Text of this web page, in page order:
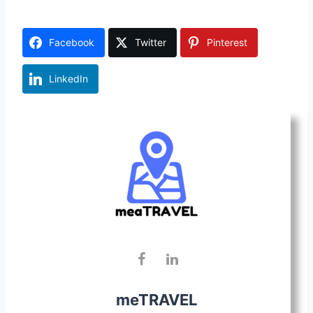
Facebook Twitter Pinterest
LinkedIn
meTRAVEL